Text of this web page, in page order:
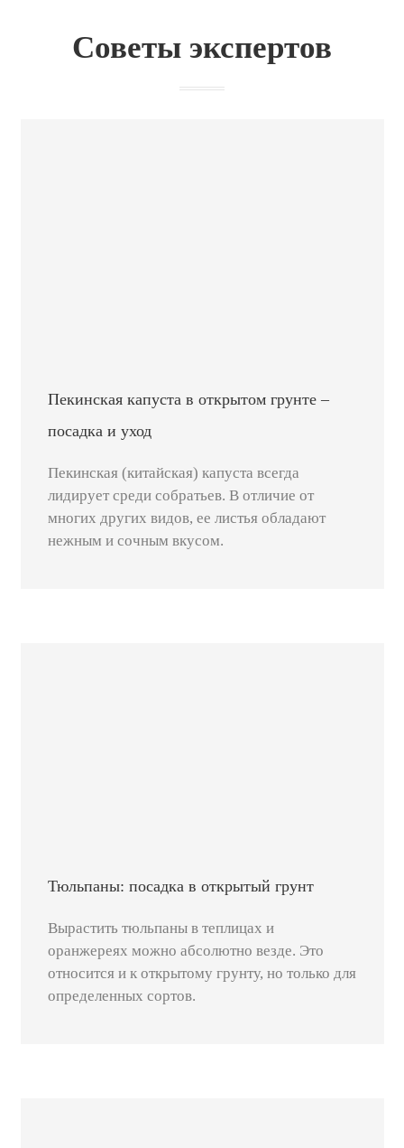
Советы экспертов
Пекинская капуста в открытом грунте –
посадка и уход
Пекинская (китайская) капуста всегда
лидирует среди собратьев. В отличие от
многих других видов, ее листья обладают
нежным и сочным вкусом.
Тюльпаны: посадка в открытый грунт
Вырастить тюльпаны в теплицах и
оранжереях можно абсолютно везде. Это
относится и к открытому грунту, но только для
определенных сортов.